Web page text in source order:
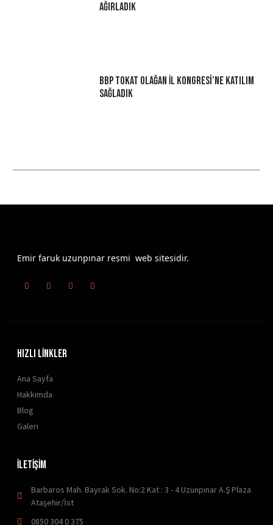
Ağırladık
BBP Tokat Olağan İl Kongresi’ne Katılım
Sağladık
Emir faruk uzunpınar resmi web sitesidir.
HIZLI LİNKLER
Ana Sayfa
Hakkımda
Blog
Galeri
İLETİŞİM
Barbaros Mah. Bayrak Sok. No:2 Kat : 3 - 4 Uzunpınar A.Ş Plaza
Ataşehir/İst
0850 304 0 375